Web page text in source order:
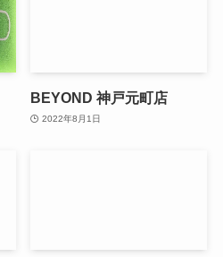
BEYOND 神戸元町店
2022年8月1日